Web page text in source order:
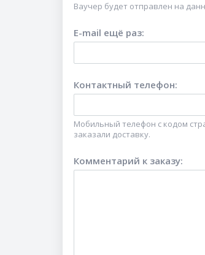
Ваучер будет отправлен на
E-mail ещё раз:
Контактный телефон:
Мобильный телефон с кодом
заказали доставку.
Комментарий к заказу: